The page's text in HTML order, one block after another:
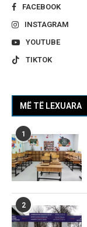
FACEBOOK
INSTAGRAM
YOUTUBE
TIKTOK
MË TË LEXUARA
1
2